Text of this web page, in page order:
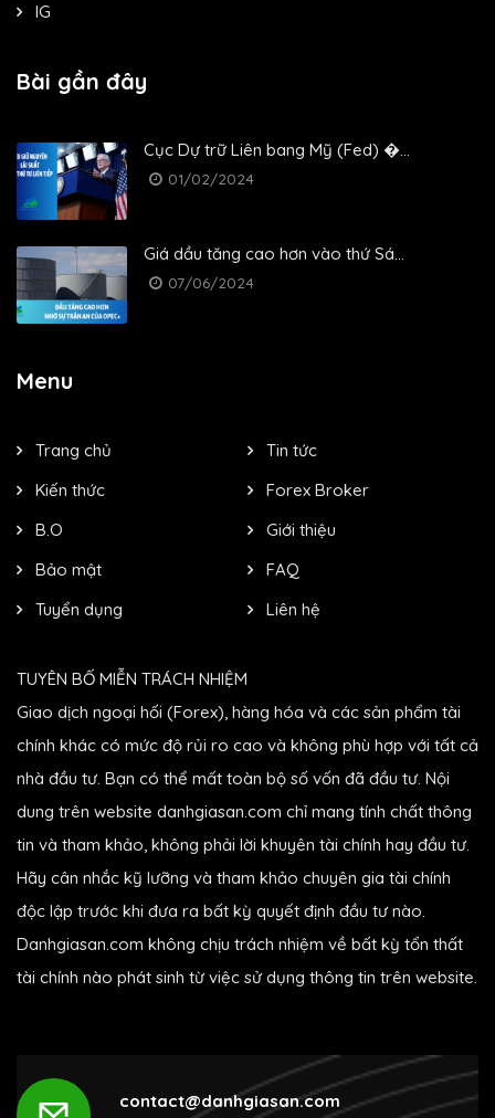
IG
Bài gần đây
Cục Dự trữ Liên bang Mỹ (Fed) �...
01/02/2024
Giá dầu tăng cao hơn vào thứ Sá...
07/06/2024
Menu
Trang chủ
Tin tức
Kiến thức
Forex Broker
B.O
Giới thiệu
Bảo mật
FAQ
Tuyển dụng
Liên hệ
TUYÊN BỐ MIỄN TRÁCH NHIỆM
Giao dịch ngoại hối (Forex), hàng hóa và các sản phẩm tài
chính khác có mức độ rủi ro cao và không phù hợp với tất cả
nhà đầu tư. Bạn có thể mất toàn bộ số vốn đã đầu tư. Nội
dung trên website danhgiasan.com chỉ mang tính chất thông
tin và tham khảo, không phải lời khuyên tài chính hay đầu tư.
Hãy cân nhắc kỹ lưỡng và tham khảo chuyên gia tài chính
độc lập trước khi đưa ra bất kỳ quyết định đầu tư nào.
Danhgiasan.com không chịu trách nhiệm về bất kỳ tổn thất
tài chính nào phát sinh từ việc sử dụng thông tin trên website.
contact@danhgiasan.com